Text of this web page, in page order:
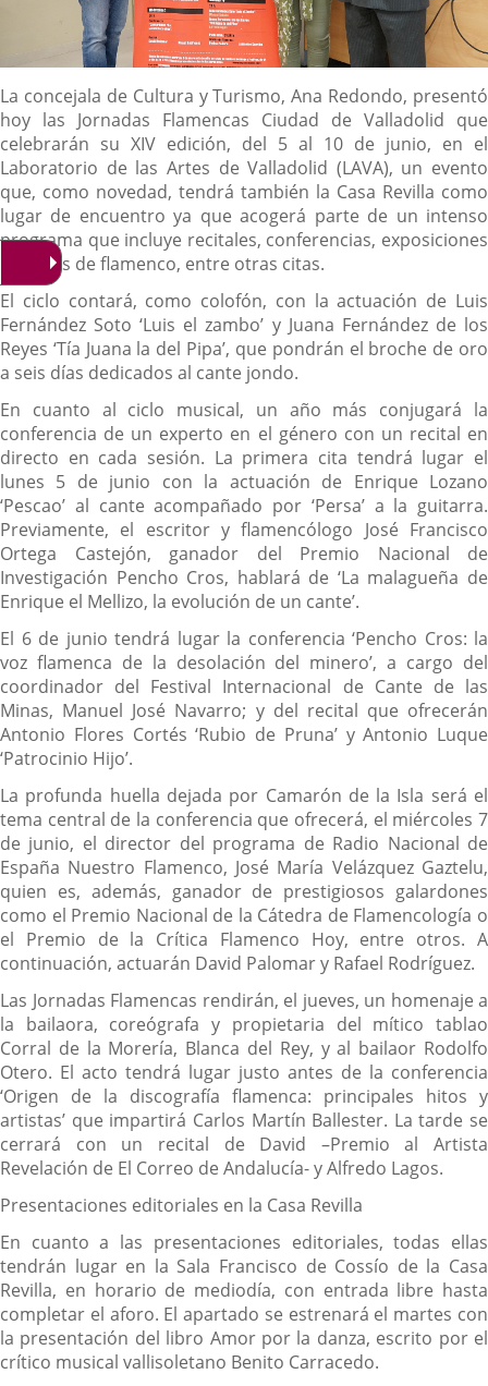
Descripción
La concejala de Cultura y Turismo, Ana Redondo, presentó
hoy las Jornadas Flamencas Ciudad de Valladolid que
celebrarán su XIV edición, del 5 al 10 de junio, en el
Laboratorio de las Artes de Valladolid (LAVA), un evento
que, como novedad, tendrá también la Casa Revilla como
lugar de encuentro ya que acogerá parte de un intenso
programa que incluye recitales, conferencias, exposiciones
o cursos de flamenco, entre otras citas.
El ciclo contará, como colofón, con la actuación de Luis
Fernández Soto ‘Luis el zambo’ y Juana Fernández de los
Reyes ‘Tía Juana la del Pipa’, que pondrán el broche de oro
a seis días dedicados al cante jondo.
En cuanto al ciclo musical, un año más conjugará la
conferencia de un experto en el género con un recital en
directo en cada sesión. La primera cita tendrá lugar el
lunes 5 de junio con la actuación de Enrique Lozano
‘Pescao’ al cante acompañado por ‘Persa’ a la guitarra.
Previamente, el escritor y flamencólogo José Francisco
Ortega Castejón, ganador del Premio Nacional de
Investigación Pencho Cros, hablará de ‘La malagueña de
Enrique el Mellizo, la evolución de un cante’.
El 6 de junio tendrá lugar la conferencia ‘Pencho Cros: la
voz flamenca de la desolación del minero’, a cargo del
coordinador del Festival Internacional de Cante de las
Minas, Manuel José Navarro; y del recital que ofrecerán
Antonio Flores Cortés ‘Rubio de Pruna’ y Antonio Luque
‘Patrocinio Hijo’.
La profunda huella dejada por Camarón de la Isla será el
tema central de la conferencia que ofrecerá, el miércoles 7
de junio, el director del programa de Radio Nacional de
España Nuestro Flamenco, José María Velázquez Gaztelu,
quien es, además, ganador de prestigiosos galardones
como el Premio Nacional de la Cátedra de Flamencología o
el Premio de la Crítica Flamenco Hoy, entre otros. A
continuación, actuarán David Palomar y Rafael Rodríguez.
Las Jornadas Flamencas rendirán, el jueves, un homenaje a
la bailaora, coreógrafa y propietaria del mítico tablao
Corral de la Morería, Blanca del Rey, y al bailaor Rodolfo
Otero. El acto tendrá lugar justo antes de la conferencia
‘Origen de la discografía flamenca: principales hitos y
artistas’ que impartirá Carlos Martín Ballester. La tarde se
cerrará con un recital de David –Premio al Artista
Revelación de El Correo de Andalucía- y Alfredo Lagos.
Presentaciones editoriales en la Casa Revilla
En cuanto a las presentaciones editoriales, todas ellas
tendrán lugar en la Sala Francisco de Cossío de la Casa
Revilla, en horario de mediodía, con entrada libre hasta
completar el aforo. El apartado se estrenará el martes con
la presentación del libro Amor por la danza, escrito por el
crítico musical vallisoletano Benito Carracedo.